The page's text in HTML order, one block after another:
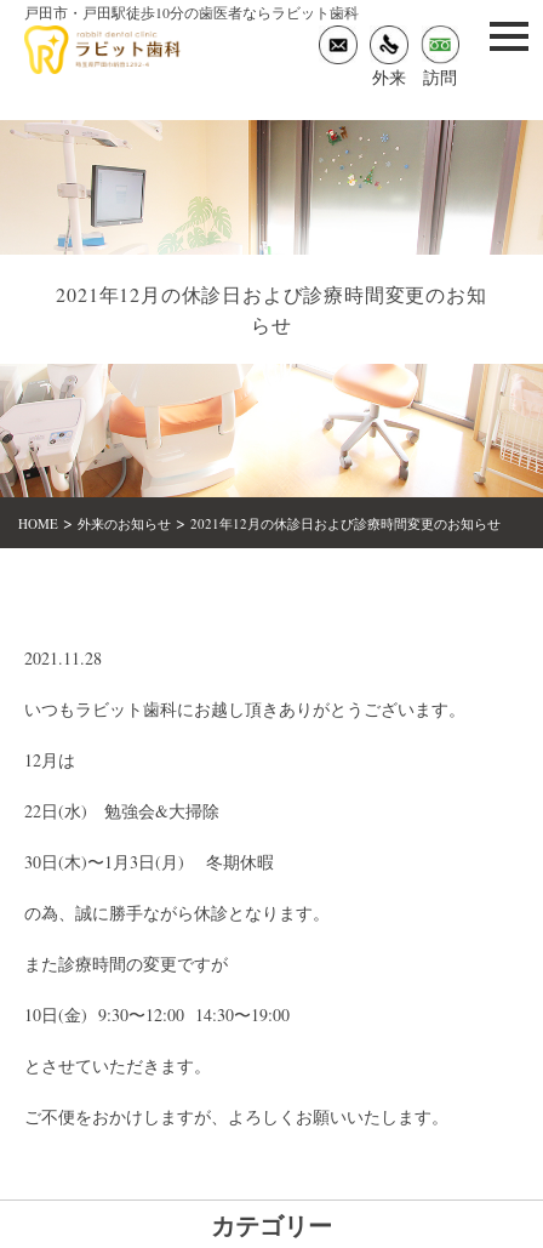
戸田市・戸田駅徒歩10分の歯医者ならラビット歯科
外来 訪問
2021年12月の休診日および診療時間変更のお知
らせ
HOME > 外来のお知らせ > 2021年12月の休診日および診療時間変更のお知らせ
2021.11.28
いつもラビット歯科にお越し頂きありがとうございます。
12月は
22日(水) 勉強会&大掃除
30日(木)〜1月3日(月) 冬期休暇
の為、誠に勝手ながら休診となります。
また診療時間の変更ですが
10日(金) 9:30〜12:00 14:30〜19:00
とさせていただきます。
ご不便をおかけしますが、よろしくお願いいたします。
カテゴリー